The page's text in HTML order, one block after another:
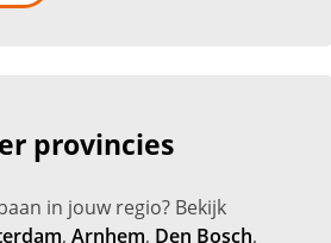
provincies
in jouw regio? Bekijk
, Arnhem, Den Bosch,